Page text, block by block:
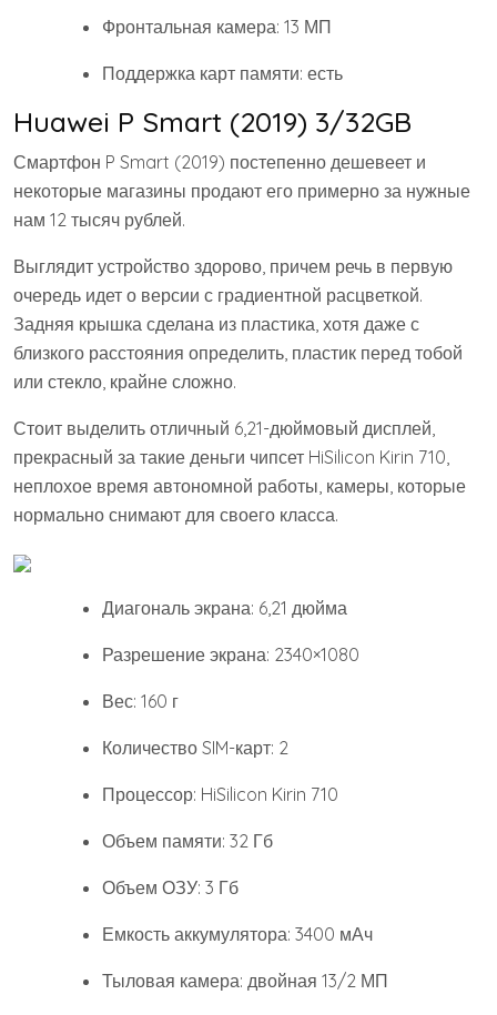
Фронтальная камера: 13 МП
Поддержка карт памяти: есть
Huawei P Smart (2019) 3/32GB
Смартфон P Smart (2019) постепенно дешевеет и
некоторые магазины продают его примерно за нужные
нам 12 тысяч рублей.
Выглядит устройство здорово, причем речь в первую
очередь идет о версии с градиентной расцветкой.
Задняя крышка сделана из пластика, хотя даже с
близкого расстояния определить, пластик перед тобой
или стекло, крайне сложно.
Стоит выделить отличный 6,21-дюймовый дисплей,
прекрасный за такие деньги чипсет HiSilicon Kirin 710,
неплохое время автономной работы, камеры, которые
нормально снимают для своего класса.
Диагональ экрана: 6,21 дюйма
Разрешение экрана: 2340×1080
Вес: 160 г
Количество SIM-карт: 2
Процессор: HiSilicon Kirin 710
Объем памяти: 32 Гб
Объем ОЗУ: 3 Гб
Емкость аккумулятора: 3400 мАч
Тыловая камера: двойная 13/2 МП